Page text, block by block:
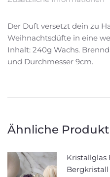
Der Duft versetzt dein zu
Weihnachtsdüfte in eine
Inhalt: 240g Wachs.
und Durchmesser 9cm.
Ähnliche
Kristallglas